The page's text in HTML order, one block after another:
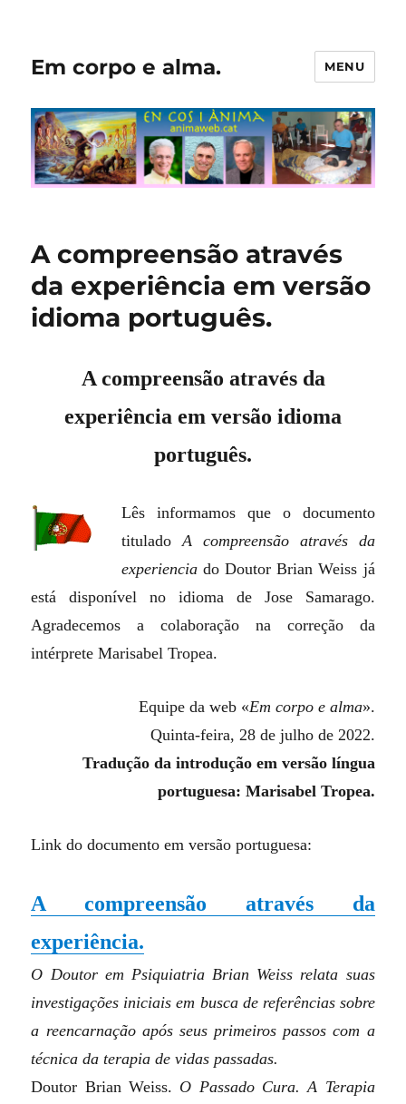
Em corpo e alma. MENU
A compreensão através
da experiência em versão
idioma português.
A compreensão através da
experiência em versão idioma
português.
Lês informamos que o documento
tituladoA compreensão através da
experienciado Doutor Brian Weiss já
está disponível no idioma de Jose Samarago.
Agradecemos a colaboração na correção da
intérprete Marisabel Tropea.
Equipe da web «Em corpo e alma».
Quinta-feira, 28 de julho de 2022.
Tradução da introdução em versão língua
portuguesa: Marisabel Tropea.
Link do documento em versão portuguesa:
A compreensão através da
experiência.
O Doutor em Psiquiatria Brian Weiss relata suas
investigações iniciais em busca de referências sobre
a reencarnação após seus primeiros passos com a
técnica da terapia de vidas passadas.
Doutor Brian Weiss. O Passado Cura. A Terapia